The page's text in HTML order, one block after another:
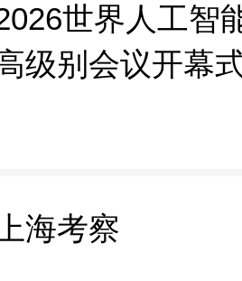
世界人工智
级别会议开幕
海考察